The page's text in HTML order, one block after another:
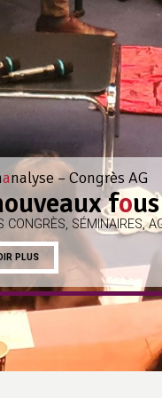
analyse – Congrès AG
fo
CONGRÈS, SÉMINAIRES,
PLUS